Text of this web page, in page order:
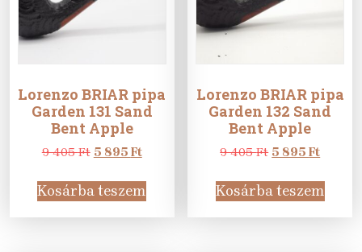
Lorenzo BRIAR pipa
Garden 131 Sand
Bent Apple
9 405Ft Original
was:
9
405 Ft.
5 895 FtCurrent
is:
5
895 Ft.
Kosárba teszem
Lorenzo BRIAR pipa
Garden 132 Sand
Bent Apple
9 405Ft Original
was:
9
405 Ft.
5 895Ft
is:
5
895 Ft.
Kosárba teszem